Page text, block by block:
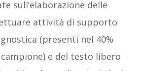
sull’elaborazione delle
attività di supporto
(presenti nel 40%
e del testo libero